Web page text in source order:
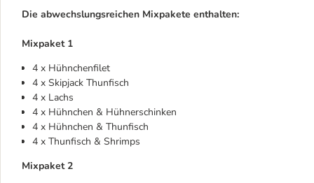
Die abwechslungsreichen Mixpakete enthalten:
Mixpaket 1
4 x Hühnchenfilet
4 x Skipjack Thunfisch
4 x Lachs
4 x Hühnchen & Hühnerschinken
4 x Hühnchen & Thunfisch
4 x Thunfisch & Shrimps
Mixpaket 2